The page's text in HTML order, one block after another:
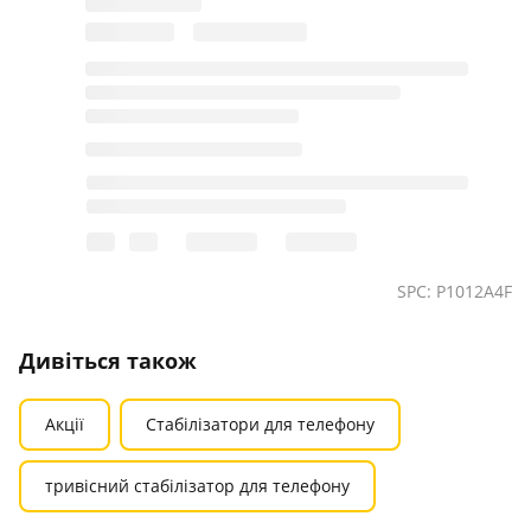
SPC: P1012A4F
Дивіться також
Акції Стабілізатори для телефону
тривісний стабілізатор для телефону